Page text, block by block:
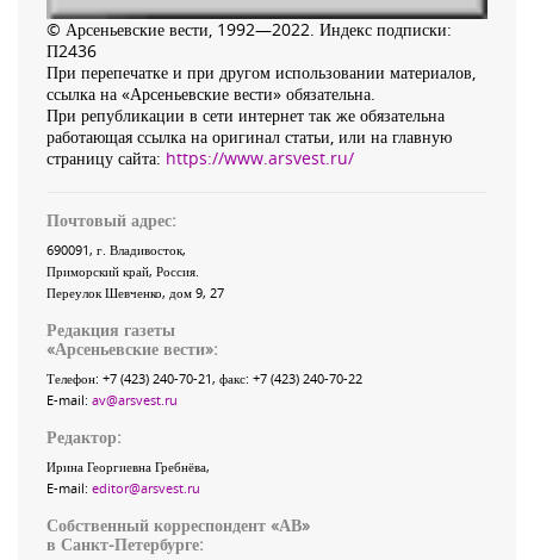
© Арсеньевские вести, 1992—2022. Индекс подписки:
П2436
При перепечатке и при другом использовании материалов,
ссылка на «Арсеньевские вести» обязательна.
При републикации в сети интернет так же обязательна
работающая ссылка на оригинал статьи, или на главную
страницу сайта: https://www.arsvest.ru/
Почтовый адрес:
690091, г. Владивосток,
Приморский край, Россия
Переулок Шевченко, дом 9, 27
Редакция газеты
«Арсеньевские вести»:
Телефон: +7 (423) 240-70-21, факс: +7 (423) 240-70-22
E-mail: av@arsvest.ru
Редактор:
Ирина Георгиевна Гребнёва,
E-mail: editor@arsvest.ru
Собственный корреспондент «АВ»
в Санкт-Петербурге: